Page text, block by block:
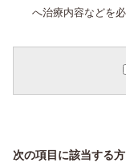
へ治療内容などを
次の項目に該当する